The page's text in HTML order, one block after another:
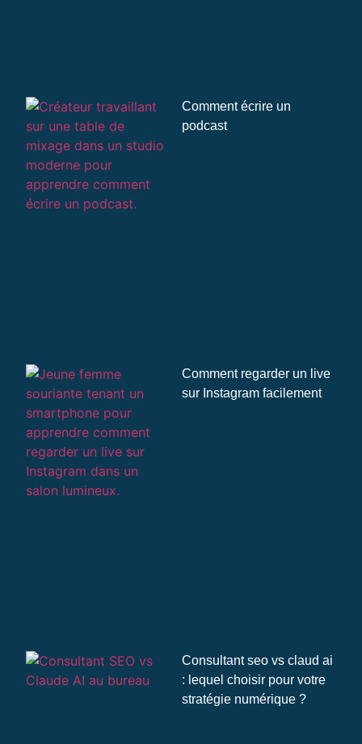
Comment écrire un
podcast
Comment regarder un live
sur Instagram facilement
Consultant seo vs claud ai
: lequel choisir pour votre
stratégie numérique ?